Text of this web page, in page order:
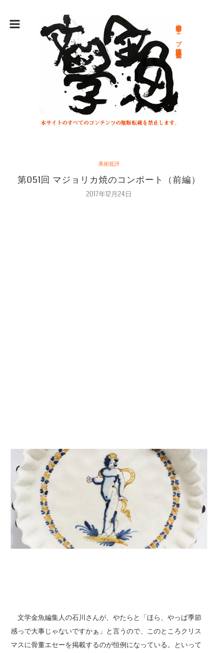
総合文学ウェブ情報誌 文学金魚
美術批評
第051回 マジョリカ焼のコンポート（前編）
2017年12月24日
文学金魚編集人の石川さんが、やたらと「ほら、やっぱ季節
感っで大事じゃないですかぁ」と言うので、このところクリス
マスに骨董エセーを掲載するのが恒例になっている。といって